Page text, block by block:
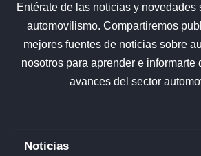
Entérate de las noticias y novedades
automovilismo. Compartiremos
mejores fuentes de noticias sobre
nosotros para aprender e informarte
avances del sector
Noticias